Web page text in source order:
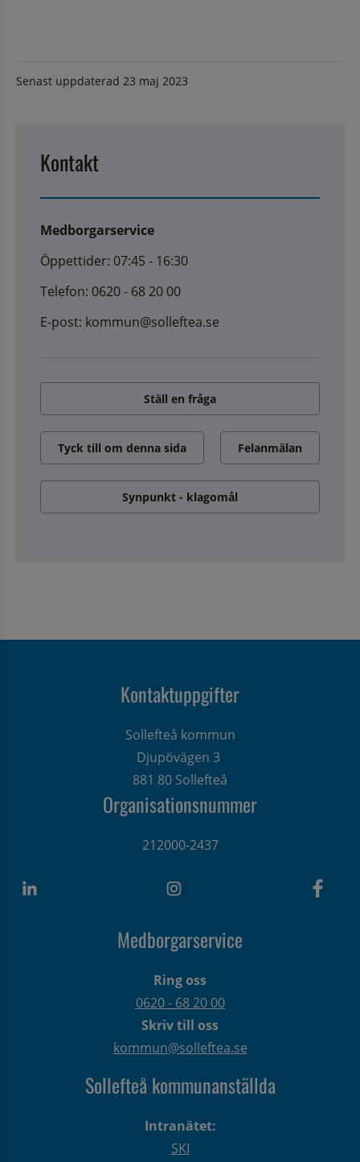
Senast uppdaterad 23 maj 2023
Kontakt
Medborgarservice
Öppettider: 07:45 - 16:30
Telefon: 0620 - 68 20 00
E-post: kommun@solleftea.se
Ställ en fråga
Tyck till om denna sida Felanmälan
Synpunkt - klagomål
Kontaktuppgifter
Sollefteå kommun
Djupövägen 3
881 80 Sollefteå
Organisationsnummer
212000-2437
Medborgarservice
Ring oss
0620 - 68 20 00
Skriv till oss
kommun@solleftea.se
Sollefteå kommunanställda
Intranätet:
SKI